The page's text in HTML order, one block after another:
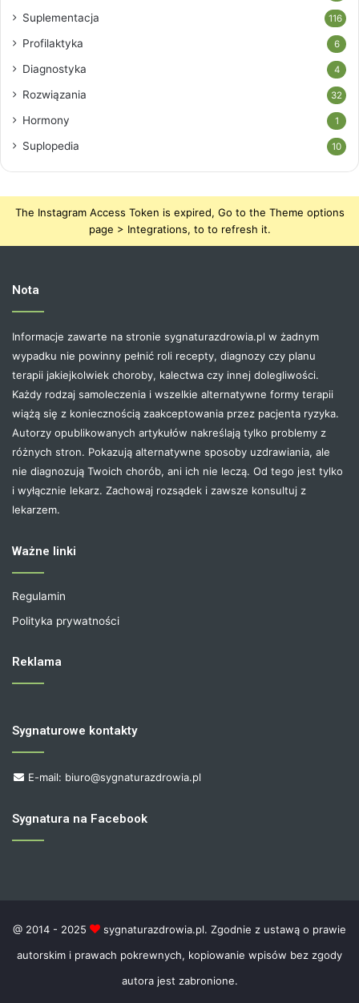
Suplementacja 116
Profilaktyka 6
Diagnostyka 4
Rozwiązania 32
Hormony 1
Suplopedia 10
The Instagram Access Token is expired, Go to the Theme options
page > Integrations, to to refresh it.
Nota
Informacje zawarte na stronie sygnaturazdrowia.pl w żadnym
wypadku nie powinny pełnić roli recepty, diagnozy czy planu
terapii jakiejkolwiek choroby, kalectwa czy innej dolegliwości.
Każdy rodzaj samoleczenia i wszelkie alternatywne formy terapii
wiążą się z koniecznością zaakceptowania przez pacjenta ryzyka.
Autorzy opublikowanych artykułów nakreślają tylko problemy z
różnych stron. Pokazują alternatywne sposoby uzdrawiania, ale
nie diagnozują Twoich chorób, ani ich nie leczą. Od tego jest tylko
i wyłącznie lekarz. Zachowaj rozsądek i zawsze konsultuj z
lekarzem.
Ważne linki
Regulamin
Polityka prywatności
Reklama
Sygnaturowe kontakty
E-mail: biuro@sygnaturazdrowia.pl
Sygnatura na Facebook
@ 2014 - 2025
sygnaturazdrowia.pl. Zgodnie z ustawą o prawie
autorskim i prawach pokrewnych, kopiowanie wpisów bez zgody
autora jest zabronione.